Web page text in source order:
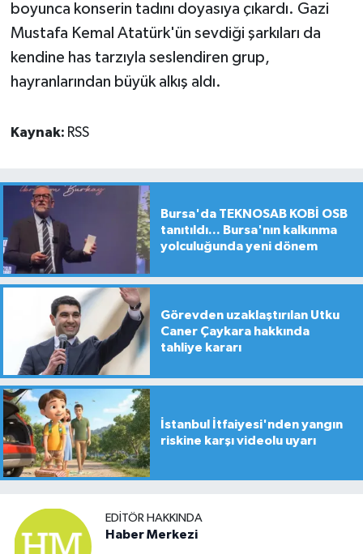
boyunca konserin tadını doyasıya çıkardı. Gazi
Mustafa Kemal Atatürk'ün sevdiği şarkıları da
kendine has tarzıyla seslendiren grup,
hayranlarından büyük alkış aldı.
Kaynak: RSS
Bursa'da TEKNOSAB KOBİ OSB
tanıtıldı... Bursa'nın kalkınma
yolculuğunda yeni dönem
Görevden uzaklaştırılan Utku
Caner Çaykara hakkında
tahliye kararı
İstanbul İtfaiyesi'nden yangın
riskine karşı videolu uyarı
EDITÖR HAKKINDA
Haber Merkezi